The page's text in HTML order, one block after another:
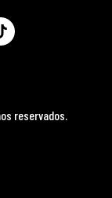
reservados.